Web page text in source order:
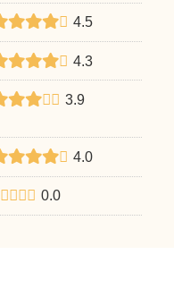
4.5
4.3
3.9
4.0
0.0